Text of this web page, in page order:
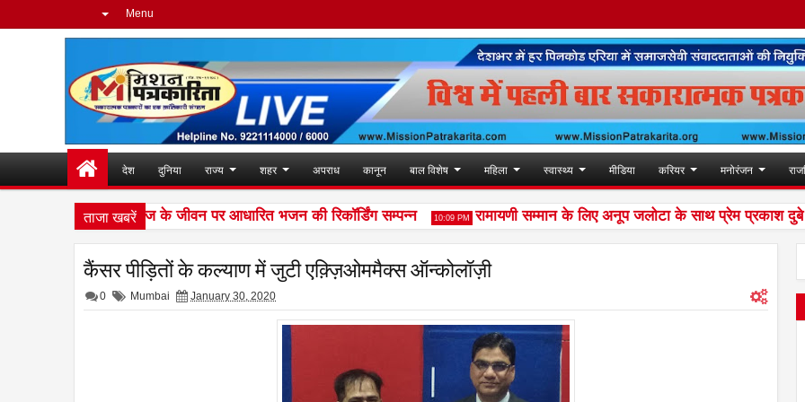
Menu
देश दुनिया राज्य शहर अपराध कानून बाल विशेष महिला स्वास्थ्य मीडिया करियर मनोरंजन
ताजा खबरें
अवधेशानंद जी महाराज के जीवन पर आधारित भजन की रिकॉर्डिंग सम्पन्न 10:09 PM रामायणी सम्मान के लिए अनूप जलोटा के साथ प्रेम प्रकाश दुबे
कैंसर पीड़ितों के कल्याण में जुटी एक़्ज़िओममैक्स ऑन्कोलॉज़ी
0 Mumbai January 30, 2020